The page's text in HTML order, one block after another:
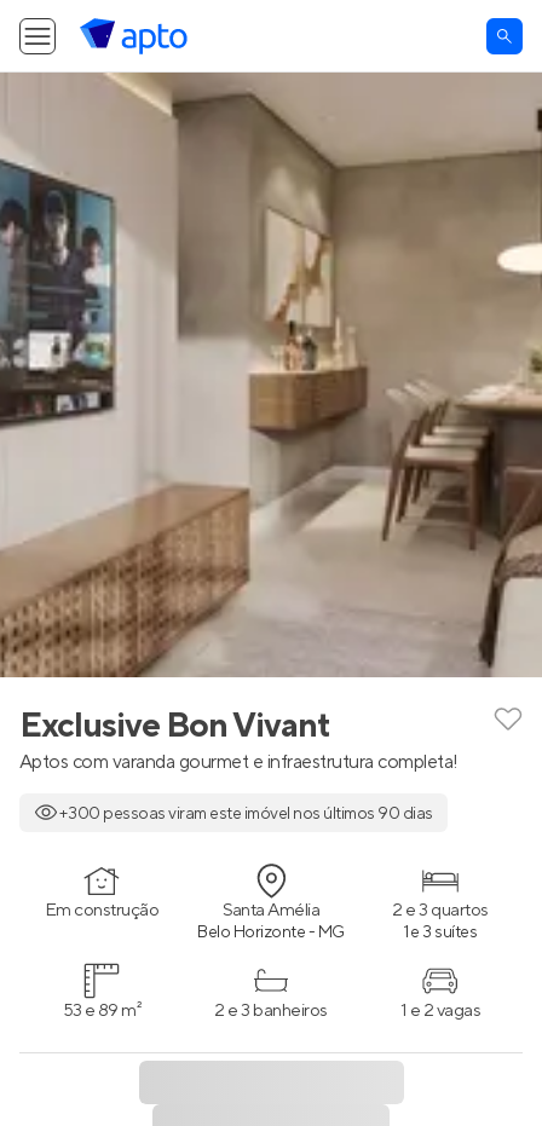
Exclusive Bon Vivant
Aptos com varanda gourmet e infraestrutura completa!
+300 pessoas viram este imóvel nos últimos 90 dias
Em construção Santa Amélia
Belo Horizonte - MG
2 e 3 quartos
1 e 3 suítes
53 e 89 m² 2 e 3 banheiros 1 e 2 vagas